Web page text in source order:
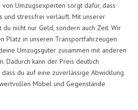
Umzugsexperten sorgt dafür, dass
und stressfrei verläuft. Mit unserer
nicht nur Geld, sondern auch Zeit. Wir
Platz in unseren Transportfahrzeugen
Umzugsgüter zusammen mit anderen
Dadurch kann der Preis deutlich
du auf eine zuverlässige Abwicklung
Möbel und Gegenstände